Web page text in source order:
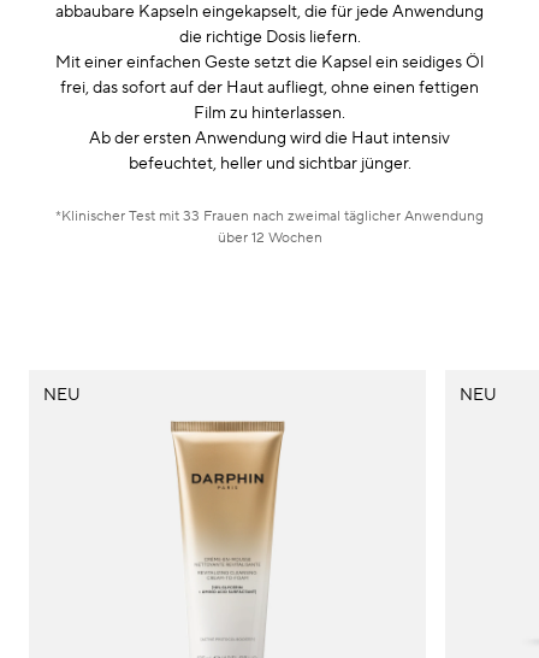
abbaubare Kapseln eingekapselt, die für jede Anwendung
die richtige Dosis liefern.
Mit einer einfachen Geste setzt die Kapsel ein seidiges Öl
frei, das sofort auf der Haut aufliegt, ohne einen fettigen
Film zu hinterlassen.
Ab der ersten Anwendung wird die Haut intensiv
befeuchtet, heller und sichtbar jünger.
*Klinischer Test mit 33 Frauen nach zweimal täglicher Anwendung
über 12 Wochen
NEU NEU